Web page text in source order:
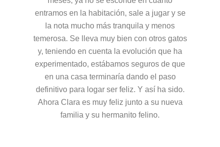
entramos en la habitación, sale a jugar y se
la nota mucho más tranquila y menos
temerosa. Se lleva muy bien con otros gatos
y, teniendo en cuenta la evolución que ha
experimentado, estábamos seguros de que
en una casa terminaría dando el paso
definitivo para logar ser feliz. Y así ha sido.
Ahora Clara es muy feliz junto a su nueva
familia y su hermanito felino.